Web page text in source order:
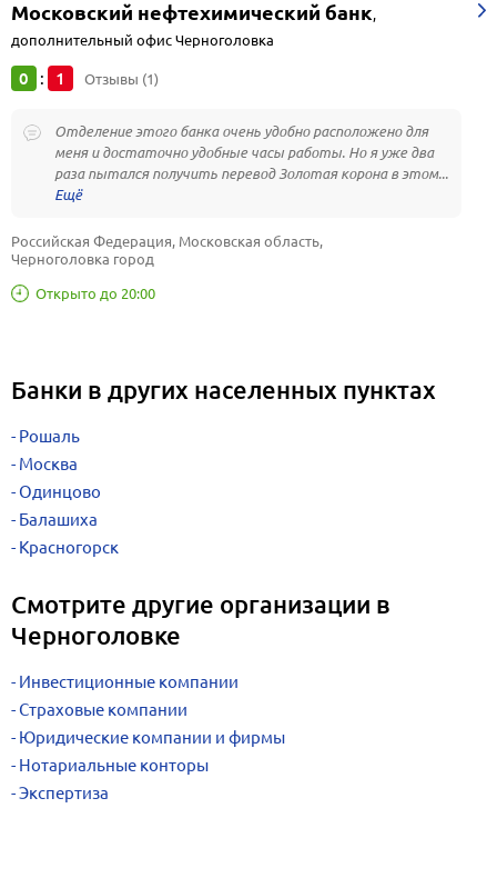
Московский нефтехимический банк,
дополнительный офис Черноголовка
0 : 1 Отзывы (1)
Отделение этого банка очень удобно расположено для
меня и достаточно удобные часы работы. Но я уже два
раза пытался получить перевод Золотая корона в этом...
Открыто до 20:00
Российская Федерация, Московская область,
Черноголовка город
Банки в других населенных пунктах
Рошаль
Москва
Одинцово
Балашиха
Красногорск
Смотрите другие организации в
Черноголовке
Инвестиционные компании
Страховые компании
Юридические компании и фирмы
Нотариальные конторы
Экспертиза